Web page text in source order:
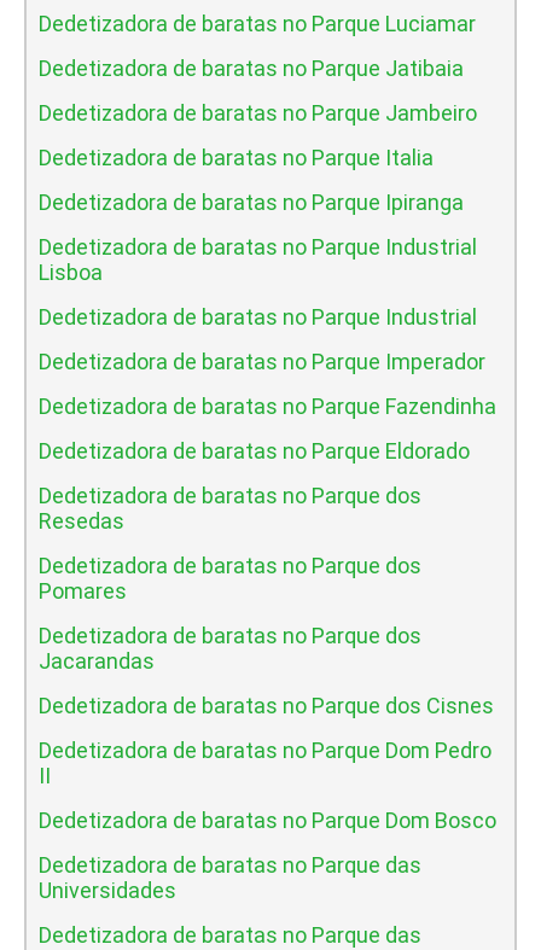
Dedetizadora de baratas no Parque Luciamar
Dedetizadora de baratas no Parque Jatibaia
Dedetizadora de baratas no Parque Jambeiro
Dedetizadora de baratas no Parque Italia
Dedetizadora de baratas no Parque Ipiranga
Dedetizadora de baratas no Parque Industrial
Lisboa
Dedetizadora de baratas no Parque Industrial
Dedetizadora de baratas no Parque Imperador
Dedetizadora de baratas no Parque Fazendinha
Dedetizadora de baratas no Parque Eldorado
Dedetizadora de baratas no Parque dos
Resedas
Dedetizadora de baratas no Parque dos
Pomares
Dedetizadora de baratas no Parque dos
Jacarandas
Dedetizadora de baratas no Parque dos Cisnes
Dedetizadora de baratas no Parque Dom Pedro
II
Dedetizadora de baratas no Parque Dom Bosco
Dedetizadora de baratas no Parque das
Universidades
Dedetizadora de baratas no Parque das